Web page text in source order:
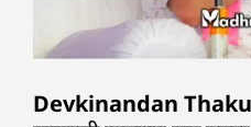
Devkinandan